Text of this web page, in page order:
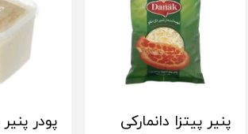
پنیر پیتزا دانمارکی
پودر